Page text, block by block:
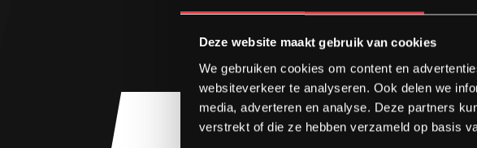
Deze website maakt gebruik van cookies
We gebruiken cookies om content en
websiteverkeer te analyseren. Ook delen we
media, adverteren en analyse. Deze partners
verstrekt of die ze hebben verzameld op basis